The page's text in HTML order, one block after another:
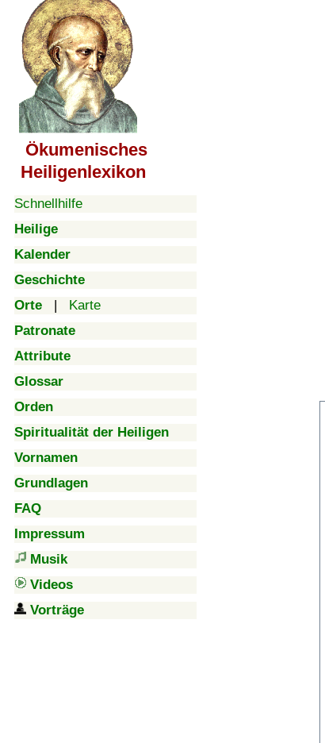
Ökumenisches
Heiligenlexikon
Schnellhilfe
Heilige
Kalender
Geschichte
Orte | Karte
Patronate
Attribute
Glossar
Orden
Spiritualität der Heiligen
Vornamen
Grundlagen
FAQ
Impressum
Musik
Videos
Vorträge